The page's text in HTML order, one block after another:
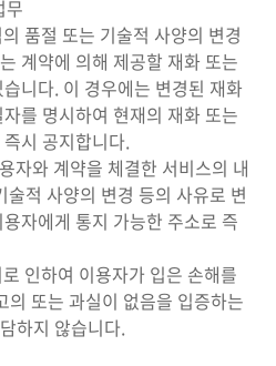
무
품절 또는 기술적 사양의 변경
계약에 의해 제공할 재화 또는
니다. 이 경우에는 변경된 재화
를 명시하여 현재의 재화 또는
시 공지합니다.
자와 계약을 체결한 서비스의 내
적 사양의 변경 등의 사유로 변
자에게 통지 가능한 주소로 즉
인하여 이용자가 입은 손해를
의 또는 과실이 없음을 입증하는
하지 않습니다.